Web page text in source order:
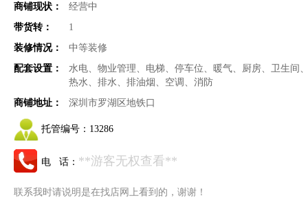
商铺现状：
经营中
带货转：
1
装修情况：
中等装修
配套设置：
水电、物业管理、电梯、停车位、暖气、厨房、卫生间
热水、排水、排油烟、空调、消防
商铺地址：
深圳市罗湖区地铁口
托管编号： 13286
电 话： **游客无权查看**
联系我时请说明是在找店网上看到的，谢谢！